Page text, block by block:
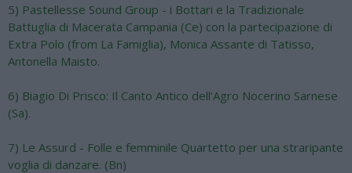
5) Pastellesse Sound Group - i Bottari e la Tradizionale
Battuglia di Macerata Campania (Ce) con la partecipazione di
Extra Polo (from La Famiglia), Monica Assante di Tatisso,
Antonella Maisto.
6) Biagio Di Prisco: Il Canto Antico dell’Agro Nocerino Sarnese
(Sa).
7) Le Assurd - Folle e femminile Quartetto per una straripante
voglia di danzare. (Bn)